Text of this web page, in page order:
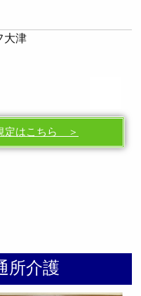
大津
定はこちら ＞
所介護